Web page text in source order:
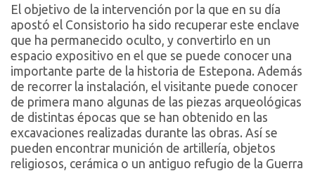
El objetivo de la intervención por la que en su día
apostó el Consistorio ha sido recuperar este enclave
que ha permanecido oculto, y convertirlo en un
espacio expositivo en el que se puede conocer una
importante parte de la historia de Estepona. Además
de recorrer la instalación, el visitante puede conocer
de primera mano algunas de las piezas arqueológicas
de distintas épocas que se han obtenido en las
excavaciones realizadas durante las obras. Así se
pueden encontrar munición de artillería, objetos
religiosos, cerámica o un antiguo refugio de la Guerra